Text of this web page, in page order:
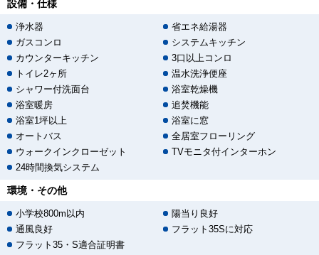
設備・仕様
浄水器
省エネ給湯器
ガスコンロ
システムキッチン
カウンターキッチン
3口以上コンロ
トイレ2ヶ所
温水洗浄便座
シャワー付洗面台
浴室乾燥機
浴室暖房
追焚機能
浴室1坪以上
浴室に窓
オートバス
全居室フローリング
ウォークインクローゼット
TVモニタ付インターホン
24時間換気システム
環境・その他
小学校800m以内
陽当り良好
通風良好
フラット35Sに対応
フラット35・S適合証明書